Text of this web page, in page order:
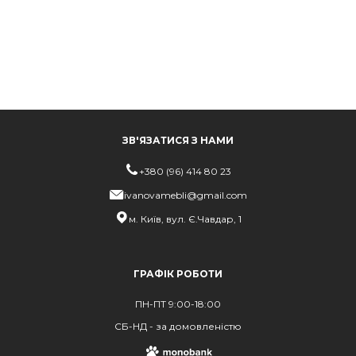
ЗВ'ЯЗАТИСЯ З НАМИ
+380 (96) 414 80 23
ivanovamebli@gmail.com
м. Київ, вул. Є.Чавдар, 1
ГРАФІК РОБОТИ
ПН-ПТ 9:00-18:00
СБ-НД - за домовленістю